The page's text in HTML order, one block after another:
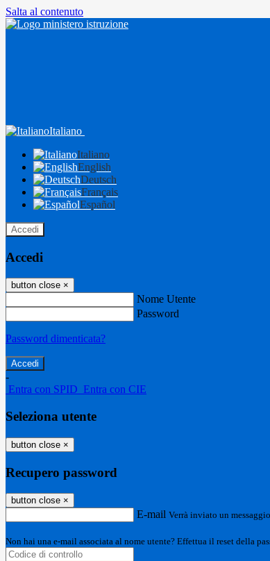
Salta al contenuto
Italiano
Italiano
English
Deutsch
Français
Español
Accedi
Accedi
button close ×
Nome Utente
Password
Password dimenticata?
-
Entra con SPID Entra con CIE
Seleziona utente
button close ×
Recupero password
button close ×
E-mail Verrà inviato un
Non hai una e-mail associata al nome utente? Effettua il reset della